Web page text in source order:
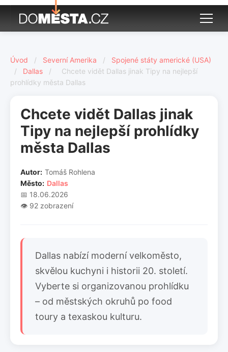
Úvod / Severní Amerika /
Spojené státy americké (USA)
/
Dallas /
Chcete vidět Dallas jinak Tipy na nejlepší
prohlídky města Dallas
Chcete vidět Dallas jinak
Tipy na nejlepší prohlídky
města Dallas
Autor: Tomáš Rohlena
Město: Dallas
📅 18.06.2026
👁️ 92 zobrazení
Dallas nabízí moderní velkoměsto,
skvělou kuchyni i historii 20. století.
Vyberte si organizovanou prohlídku
– od městských okruhů po food
toury a texaskou kulturu.